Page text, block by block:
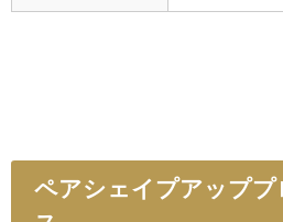
ペアシェイプアップ